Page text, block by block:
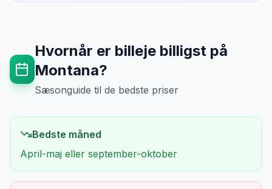
Hvornår er billeje billigst på
Montana?
Sæsonguide til de bedste priser
Bedste måned
April-maj eller september-oktober